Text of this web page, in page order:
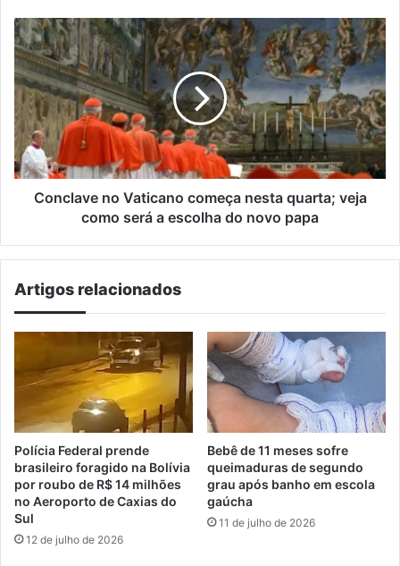
cancelamento
do
edital
Conclave
no
Vaticano
começa
nesta
quarta;
veja
como
será
Conclave no Vaticano começa nesta quarta; veja
como será a escolha do novo papa
Artigos relacionados
Polícia Federal prende
brasileiro foragido na Bolívia
por roubo de R$ 14 milhões
no Aeroporto de Caxias do
Sul
12 de julho de 2026
Bebê de 11 meses sofre
queimaduras de segundo
grau após banho em escola
gaúcha
11 de julho de 2026